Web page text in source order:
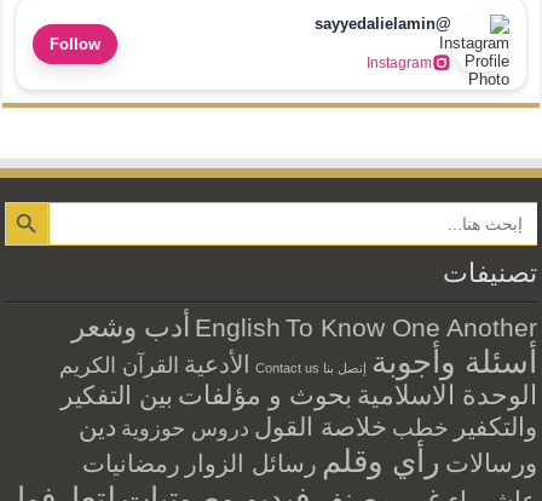
@sayyedalielamin
Instagram
Follow
Search Button
تصنيفات
English To Know One Another أدب وشعر
أسئلة وأجوبة إتصل بنا Contact us الأدعية القرآن الكريم
الوحدة الاسلامية بحوث و مؤلفات بين التفكير
والتكفير خطب خلاصة القول دروس حوزوية دين
ورسالات رأي وقلم رسائل الزوار رمضانيات